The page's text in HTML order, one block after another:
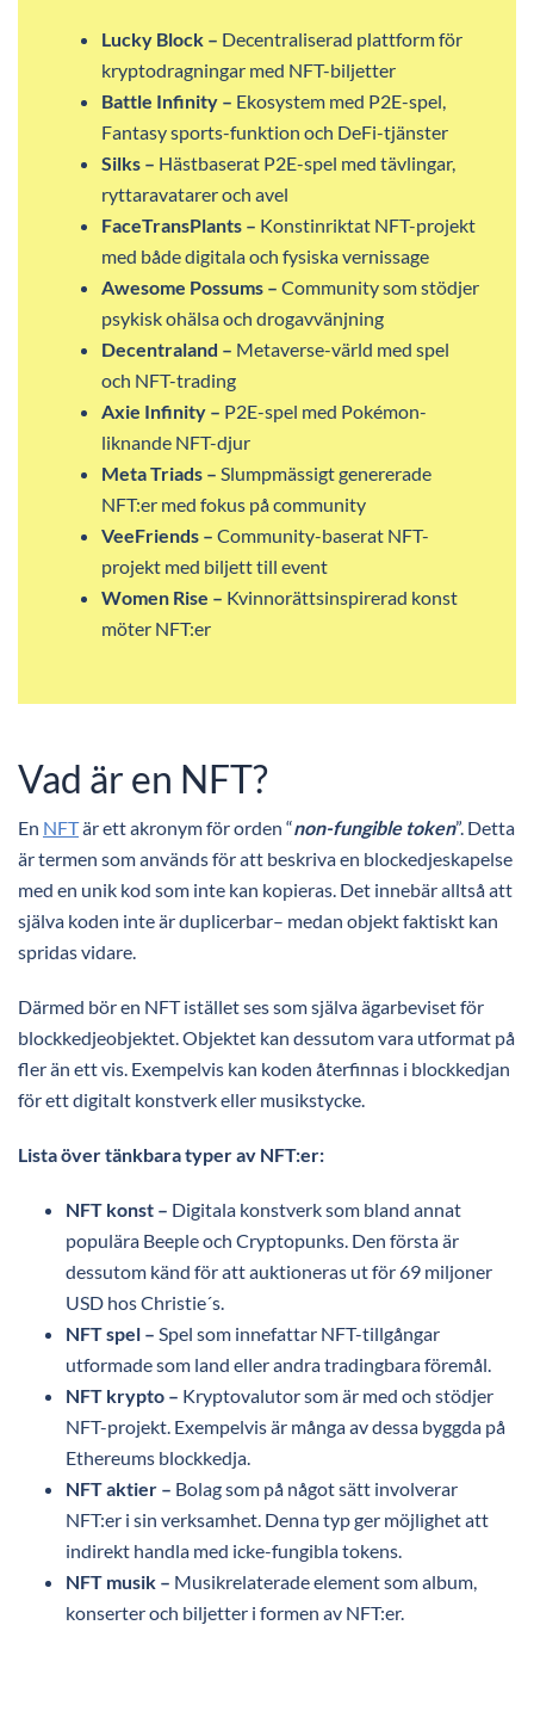
Lucky Block – Decentraliserad plattform för
kryptodragningar med NFT-biljetter
Battle Infinity – Ekosystem med P2E-spel,
Fantasy sports-funktion och DeFi-tjänster
Silks – Hästbaserat P2E-spel med tävlingar,
ryttaravatarer och avel
FaceTransPlants – Konstinriktat NFT-projekt
med både digitala och fysiska vernissage
Awesome Possums – Community som stödjer
psykisk ohälsa och drogavvänjning
Decentraland – Metaverse-värld med spel
och NFT-trading
Axie Infinity – P2E-spel med Pokémon-
liknande NFT-djur
Meta Triads – Slumpmässigt genererade
NFT:er med fokus på community
VeeFriends – Community-baserat NFT-
projekt med biljett till event
Women Rise – Kvinnorättsinspirerad konst
möter NFT:er
Vad är en NFT?
En NFTär ett akronym för orden “non-fungible token”. Detta
är termen som används för att beskriva en blockedjeskapelse
med en unik kod som inte kan kopieras. Det innebär alltså att
själva koden inte är duplicerbar– medan objekt faktiskt kan
spridas vidare.
Därmed bör en NFT istället ses som själva ägarbeviset för
blockkedjeobjektet. Objektet kan dessutom vara utformat på
fler än ett vis. Exempelvis kan koden återfinnas i blockkedjan
för ett digitalt konstverk eller musikstycke.
Lista över tänkbara typer av NFT:er:
NFT konst – Digitala konstverk som bland annat
populära Beeple och Cryptopunks. Den första är
dessutom känd för att auktioneras ut för 69 miljoner
USD hos Christie´s.
NFT spel – Spel som innefattar NFT-tillgångar
utformade som land eller andra tradingbara föremål.
NFT krypto – Kryptovalutor som är med och stödjer
NFT-projekt. Exempelvis är många av dessa byggda på
Ethereums blockkedja.
NFT aktier – Bolag som på något sätt involverar
NFT:er i sin verksamhet. Denna typ ger möjlighet att
indirekt handla med icke-fungibla tokens.
NFT musik – Musikrelaterade element som album,
konserter och biljetter i formen av NFT:er.